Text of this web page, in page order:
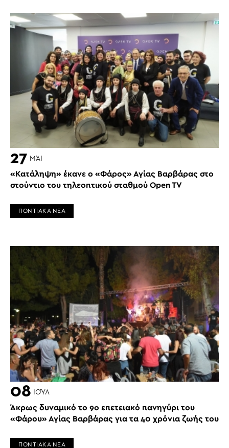
27 ΜΆΙ
«Κατάληψη» έκανε ο «Φάρος» Αγίας Βαρβάρας στο
στούντιο του τηλεοπτικού σταθμού Open TV
ΠΟΝΤΙΑΚΑ ΝΕΑ
08 ΙΟΎΛ
Άκρως δυναμικό το 9ο επετειακό πανηγύρι του
«Φάρου» Αγίας Βαρβάρας για τα 40 χρόνια ζωής του
ΠΟΝΤΙΑΚΑ ΝΕΑ